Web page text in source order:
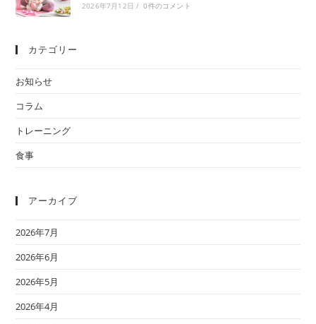
2026年7月12日 / 0件のコメント
カテゴリー
お知らせ
コラム
トレーニング
食事
アーカイブ
2026年7月
2026年6月
2026年5月
2026年4月